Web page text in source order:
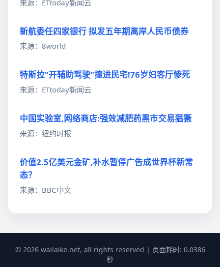
来源：ETtoday新闻云
新航委任四家银行 拟发五年期离岸人民币债券
来源：8world
特斯拉"开辅助驾驶"撞进民宅!76岁妇客厅惨死
来源：ETtoday新闻云
中国实验室,网络商店:强效减肥药黑市交易猖獗
来源：纽约时报
价值2.5亿美元金矿,补水暂停广告成世界杯新常
态？
来源：BBC中文
© 2026 wailaike.net, all rights reserved | 页面耗时: 0.0386
秒